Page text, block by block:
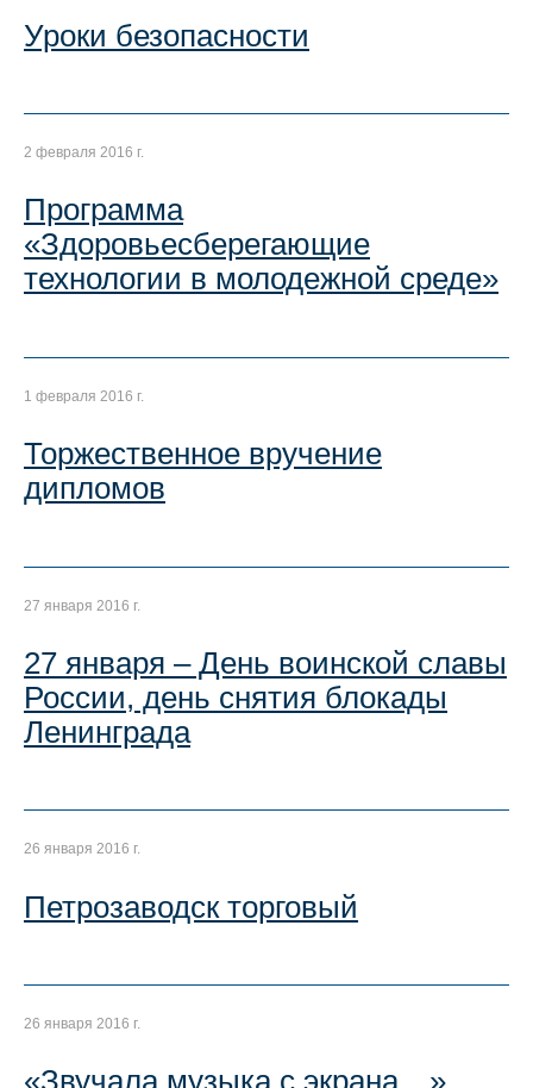
Уроки безопасности
2 февраля 2016 г.
Программа
«Здоровьесберегающие
технологии в молодежной среде»
1 февраля 2016 г.
Торжественное вручение
дипломов
27 января 2016 г.
27 января – День воинской славы
России, день снятия блокады
Ленинграда
26 января 2016 г.
Петрозаводск торговый
26 января 2016 г.